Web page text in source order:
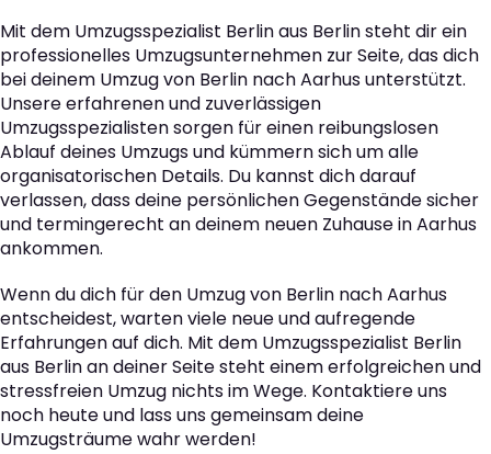
Mit dem Umzugsspezialist Berlin aus Berlin steht dir ein
professionelles Umzugsunternehmen zur Seite, das dich
bei deinem Umzug von Berlin nach Aarhus unterstützt.
Unsere erfahrenen und zuverlässigen
Umzugsspezialisten sorgen für einen reibungslosen
Ablauf deines Umzugs und kümmern sich um alle
organisatorischen Details. Du kannst dich darauf
verlassen, dass deine persönlichen Gegenstände sicher
und termingerecht an deinem neuen Zuhause in Aarhus
ankommen.
Wenn du dich für den Umzug von Berlin nach Aarhus
entscheidest, warten viele neue und aufregende
Erfahrungen auf dich. Mit dem Umzugsspezialist Berlin
aus Berlin an deiner Seite steht einem erfolgreichen und
stressfreien Umzug nichts im Wege. Kontaktiere uns
noch heute und lass uns gemeinsam deine
Umzugsträume wahr werden!